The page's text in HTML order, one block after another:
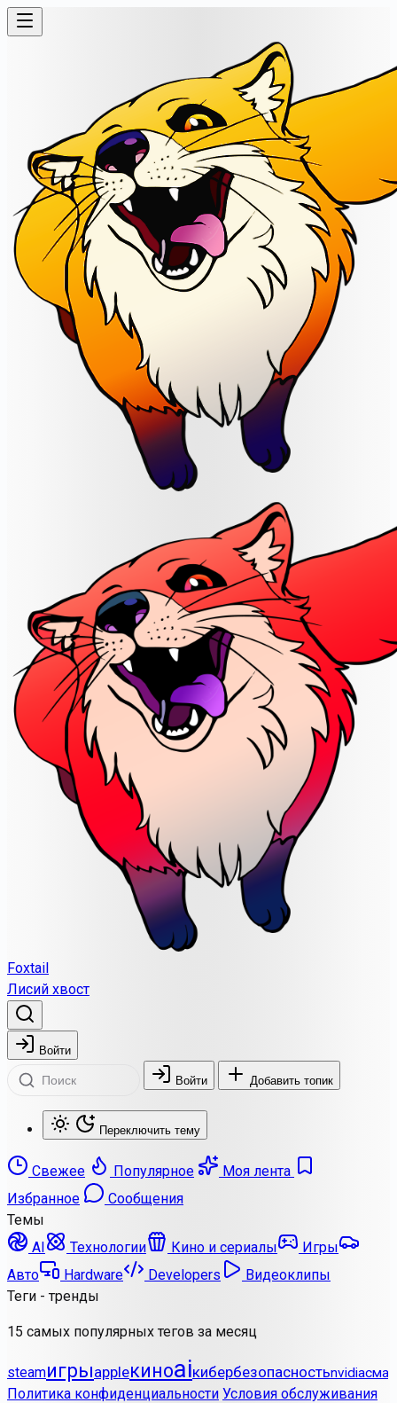
Foxtail
Лисий хвост
Войти
Войти Добавить топик
Переключить тему
Свежее Популярное
Моя лента
Избранное
Сообщения
Темы
AI
Технологии Кино и сериалы
Игры
Авто
Hardware Developers
Видеоклипы
Теги - тренды
15 самых популярных тегов за месяц
steamигрыappleкиноaiкибербезопасностьnvidia
Политика конфиденциальности Условия обслуживания